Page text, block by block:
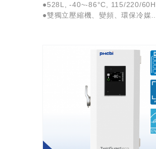
●528L, -40~-86°C, 115/220/
●雙獨立壓縮機、變頻、環保冷媒